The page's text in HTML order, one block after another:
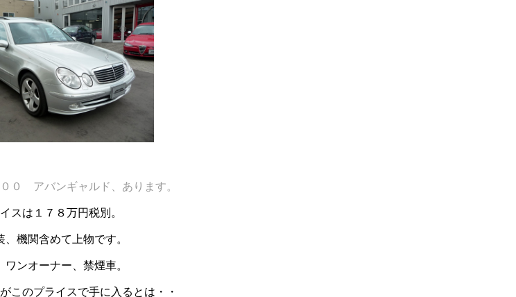
０ アバンギャルド、あります。
スは１７８万円税別。
、機関含めて上物です。
ワンオーナー、禁煙車。
このプライスで手に入るとは・・